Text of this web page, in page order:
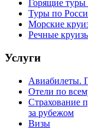
Горящие
Туры по
Морские
Речные
Услуги
Авиабилеты.
Отели по
Страхование
за рубежом
Визы